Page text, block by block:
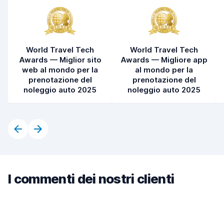
World Travel Tech
Awards — Miglior sito
web al mondo per la
prenotazione del
noleggio auto 2025
World Travel Tech
Awards — Migliore app
al mondo per la
prenotazione del
noleggio auto 2025
I commenti dei nostri clienti